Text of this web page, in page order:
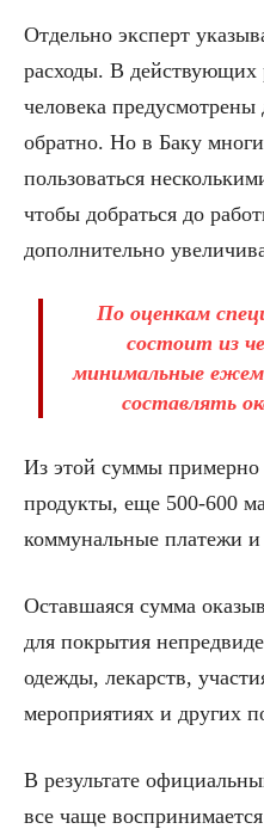
Отдельно эксперт
расходы. В действующих
человека предусмотрены
обратно. Но в Баку
пользоваться
чтобы добраться до
дополнительно
По оценкам
состоит из
минимальные
составлять
Из этой суммы примерно
продукты, еще 500-600
коммунальные платежи и
Оставшаяся сумма
для покрытия
одежды, лекарств,
мероприятиях и других
В результате
все чаще